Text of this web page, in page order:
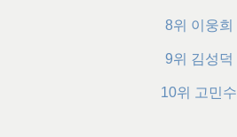
8위 이웅희
9위 김성덕
10위 고민수